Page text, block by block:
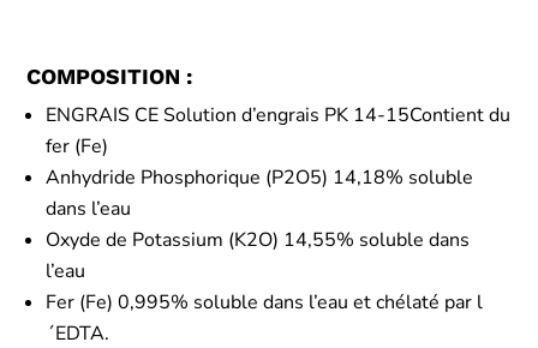
COMPOSITION :
ENGRAIS CE Solution d’engrais PK 14-15Contient du
fer (Fe)
Anhydride Phosphorique (P2O5) 14,18% soluble
dans l’eau
Oxyde de Potassium (K2O) 14,55% soluble dans
l’eau
Fer (Fe) 0,995% soluble dans l’eau et chélaté par l
´EDTA.